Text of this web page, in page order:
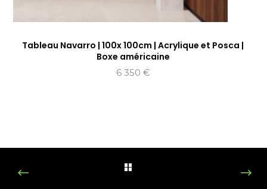
Tableau Navarro | 100x 100cm | Acrylique et Posca |
Boxe américaine
6 350 €